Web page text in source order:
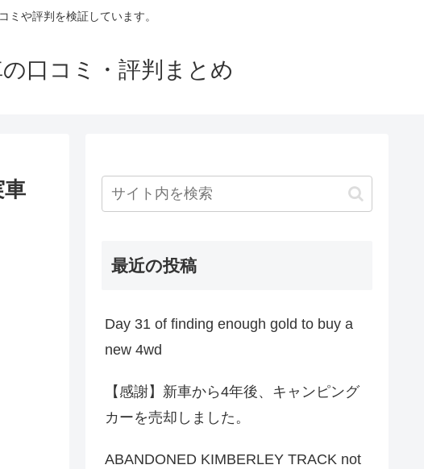
や評判を検証しています。
口コミ・評判まとめ
車
最近の投稿
Day 31 of finding enough gold to buy a
new 4wd
【感謝】新車から4年後、キャンピング
カーを売却しました。
ABANDONED KIMBERLEY TRACK not